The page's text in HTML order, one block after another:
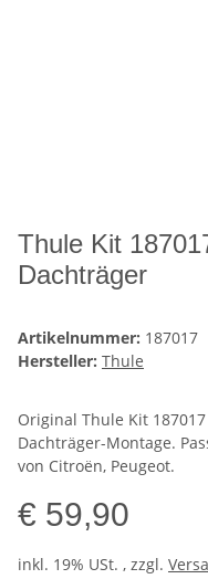
Thule Kit
Dachträger
Artikelnummer: 187017
Hersteller: Thule
Original Thule Kit
Dachträger-Montage.
von Citroën, Peugeot.
€ 59,90
inkl. 19% USt. , zzgl.